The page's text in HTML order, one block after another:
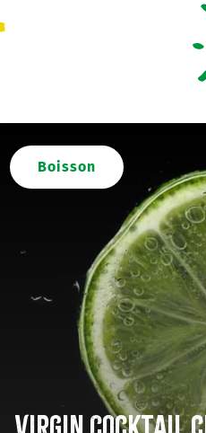
Boisson